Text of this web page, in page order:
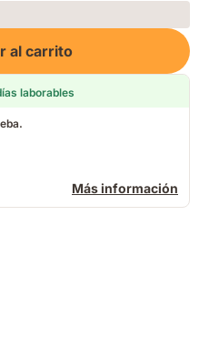
al carrito
laborables
Más información